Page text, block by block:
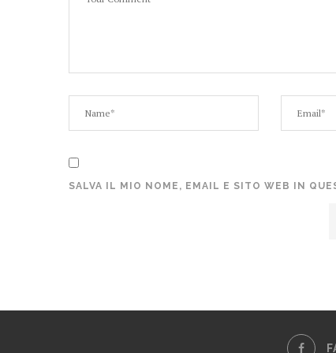
SALVA IL MIO NOME, EMAIL E SITO WEB IN